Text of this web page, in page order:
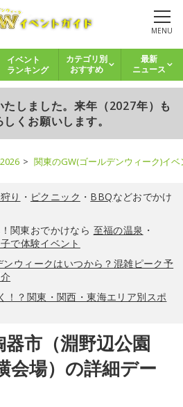
MENU
イベント
ランキング
カテゴリ別
おすすめ
最新
ニュース
しました。来年（2027年）も
くお願いします。
関東のGW(ゴールデンウィーク)イ
り ・ ピクニック ・ BBQなどおでかけ
関東おでかけなら 至福の温泉 ・
で体験イベント
ウィークはいつから？混雑ピーク予
！？関東・関西・東海エリア別スポ
市（淵野辺公園
会場）の詳細デー